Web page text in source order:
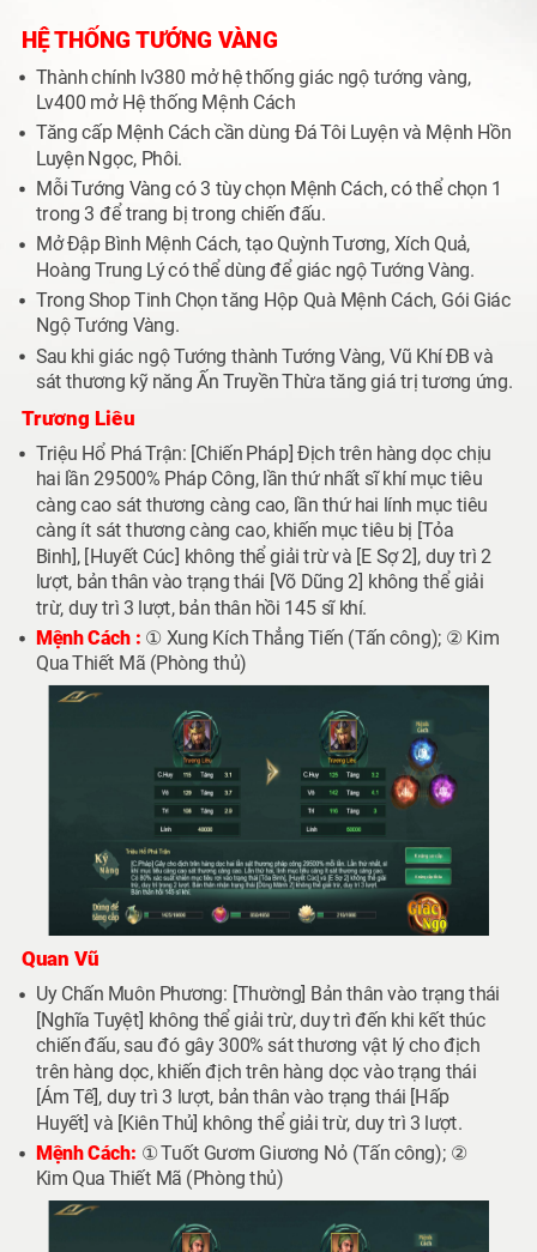
HỆ THỐNG TƯỚNG VÀNG
Thành chính lv380 mở hệ thống giác ngộ tướng vàng,
Lv400 mở Hệ thống Mệnh Cách
Tăng cấp Mệnh Cách cần dùng Đá Tôi Luyện và Mệnh Hồn
Luyện Ngọc, Phôi.
Mỗi Tướng Vàng có 3 tùy chọn Mệnh Cách, có thể chọn 1
trong 3 để trang bị trong chiến đấu.
Mở Đập Bình Mệnh Cách, tạo Quỳnh Tương, Xích Quả,
Hoàng Trung Lý có thể dùng để giác ngộ Tướng Vàng.
Trong Shop Tinh Chọn tăng Hộp Quà Mệnh Cách, Gói Giác
Ngộ Tướng Vàng.
Sau khi giác ngộ Tướng thành Tướng Vàng, Vũ Khí ĐB và
sát thương kỹ năng Ấn Truyền Thừa tăng giá trị tương ứng.
Trương Liêu
Triệu Hổ Phá Trận: [Chiến Pháp] Địch trên hàng dọc chịu
hai lần 29500% Pháp Công, lần thứ nhất sĩ khí mục tiêu
càng cao sát thương càng cao, lần thứ hai lính mục tiêu
càng ít sát thương càng cao, khiến mục tiêu bị [Tỏa
Binh], [Huyết Cúc] không thể giải trừ và [E Sợ 2], duy trì 2
lượt, bản thân vào trạng thái [Võ Dũng 2] không thể giải
trừ, duy trì 3 lượt, bản thân hồi 145 sĩ khí.
Mệnh Cách : ① Xung Kích Thẳng Tiến (Tấn công); ② Kim
Qua Thiết Mã (Phòng thủ)
Quan Vũ
Uy Chấn Muôn Phương: [Thường] Bản thân vào trạng thái
[Nghĩa Tuyệt] không thể giải trừ, duy trì đến khi kết thúc
chiến đấu, sau đó gây 300% sát thương vật lý cho địch
trên hàng dọc, khiến địch trên hàng dọc vào trạng thái
[Ám Tế], duy trì 3 lượt, bản thân vào trạng thái [Hấp
Huyết] và [Kiên Thủ] không thể giải trừ, duy trì 3 lượt.
Mệnh Cách: ① Tuốt Gươm Giương Nỏ (Tấn công); ②
Kim Qua Thiết Mã (Phòng thủ)